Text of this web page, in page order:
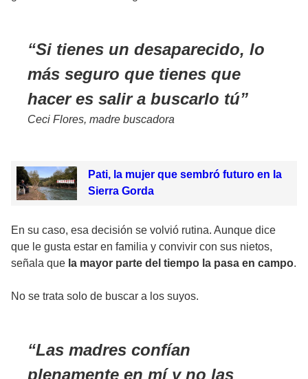
Si tienes un desaparecido, lo
más seguro que tienes que
hacer es salir a buscarlo tú
Ceci Flores, madre buscadora
Pati, la mujer que sembró futuro en la
Sierra Gorda
En su caso, esa decisión se volvió rutina. Aunque dice
que le gusta estar en familia y convivir con sus nietos,
señala que la mayor parte del tiempo la pasa en campo.
No se trata solo de buscar a los suyos.
Las madres confían
plenamente en mí y no las